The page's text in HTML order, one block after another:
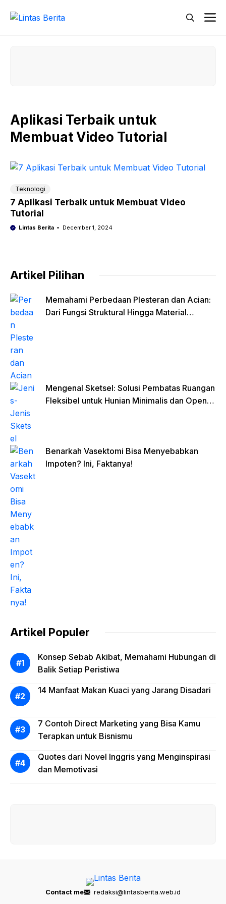
Aplikasi Terbaik untuk
Membuat Video Tutorial
Teknologi
7 Aplikasi Terbaik untuk Membuat Video
Tutorial
Lintas Berita December 1, 2024
Artikel Pilihan
Memahami Perbedaan Plesteran dan Acian:
Dari Fungsi Struktural Hingga Material
Mengenal Sketsel: Solusi Pembatas Ruangan
Fleksibel untuk Hunian Minimalis dan Open
Benarkah Vasektomi Bisa Menyebabkan
Impoten? Ini, Faktanya!
Artikel Populer
Konsep Sebab Akibat, Memahami Hubungan di
Balik Setiap Peristiwa
14 Manfaat Makan Kuaci yang Jarang Disadari
7 Contoh Direct Marketing yang Bisa Kamu
Terapkan untuk Bisnismu
Quotes dari Novel Inggris yang Menginspirasi
dan Memotivasi
Contact me redaksi@lintasberita.web.id